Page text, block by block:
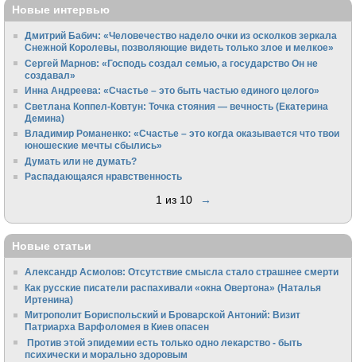
Новые интервью
Дмитрий Бабич: «Человечество надело очки из осколков зеркала
Снежной Королевы, позволяющие видеть только злое и мелкое»
Сергей Марнов: «Господь создал семью, а государство Он не
создавал»
Инна Андреева: «Счастье – это быть частью единого целого»
Светлана Коппел-Ковтун: Точка стояния — вечность (Екатерина
Демина)
Владимир Романенко: «Счастье – это когда оказывается что твои
юношеские мечты сбылись»
Думать или не думать?
Распадающаяся нравственность
1 из 10 →
Новые статьи
Александр Асмолов: Отсутствие смысла стало страшнее смерти
Как русские писатели распахивали «окна Овертона» (Наталья
Иртенина)
Митрополит Бориспольский и Броварской Антоний: Визит
Патриарха Варфоломея в Киев опасен
Против этой эпидемии есть только одно лекарство - быть
психически и морально здоровым